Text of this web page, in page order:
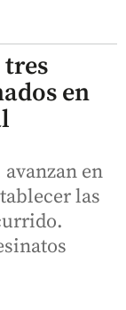
en
en
las